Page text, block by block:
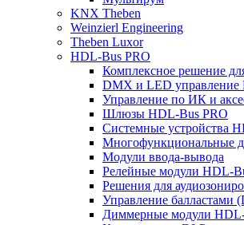
KNX Theben
Weinzierl Engineering
Theben Luxor
HDL-Bus PRO
Комплексное решение
DMX и LED управление
Управление по ИК и
Шлюзы HDL-Bus PRO
Системные устройства
Многофункциональные
Модули ввода-вывода
Релейные модули HDL-
Решения для
Управление
Диммерные модули